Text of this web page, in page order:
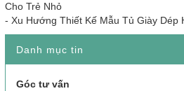
Cho Trẻ Nhỏ
- Xu Hướng Thiết Kế Mẫu Tủ Giày Dép
Danh mục tin
Góc tư vấn